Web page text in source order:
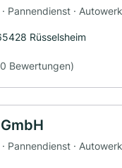
Pannendienst ·
Rüsselsheim
Bewertungen)
Pannendienst ·